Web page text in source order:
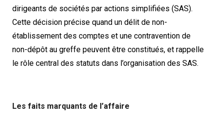
dirigeants de sociétés par actions simplifiées (SAS).
Cette décision précise quand un délit de non-
établissement des comptes et une contravention de
non-dépôt au greffe peuvent être constitués, et rappelle
le rôle central des statuts dans l’organisation des SAS.
Les faits marquants de l’affaire